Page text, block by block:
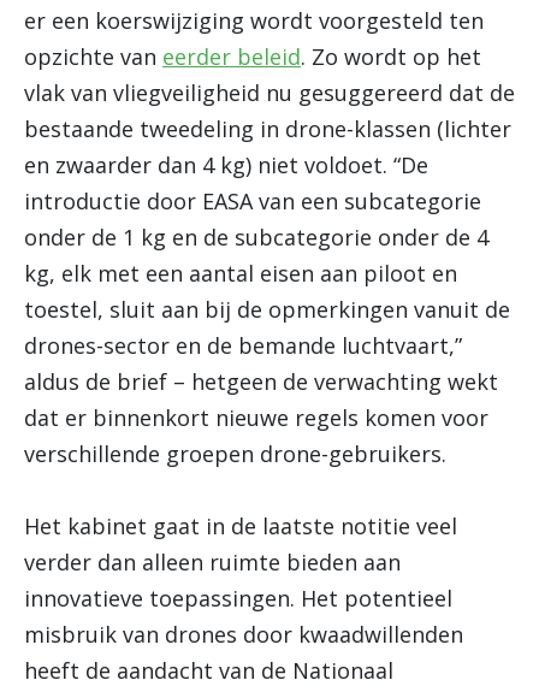
er een koerswijziging wordt voorgesteld ten
opzichte van eerder beleid. Zo wordt op het
vlak van vliegveiligheid nu gesuggereerd dat de
bestaande tweedeling in drone-klassen (lichter
en zwaarder dan 4 kg) niet voldoet. “De
introductie door EASA van een subcategorie
onder de 1 kg en de subcategorie onder de 4
kg, elk met een aantal eisen aan piloot en
toestel, sluit aan bij de opmerkingen vanuit de
drones-sector en de bemande luchtvaart,”
aldus de brief – hetgeen de verwachting wekt
dat er binnenkort nieuwe regels komen voor
verschillende groepen drone-gebruikers.
Het kabinet gaat in de laatste notitie veel
verder dan alleen ruimte bieden aan
innovatieve toepassingen. Het potentieel
misbruik van drones door kwaadwillenden
heeft de aandacht van de Nationaal